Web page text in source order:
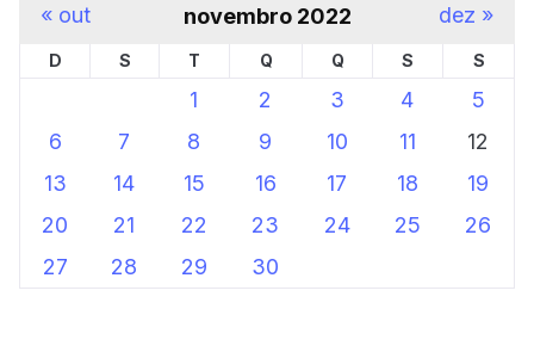
novembro 2022
D S T Q Q S S
1 2 3 4
5
6
7 8 9 10 11
12
13
14 15 16 17 18
19
20
21 22 23 24 25
26
27
28 29 30
« out dez »